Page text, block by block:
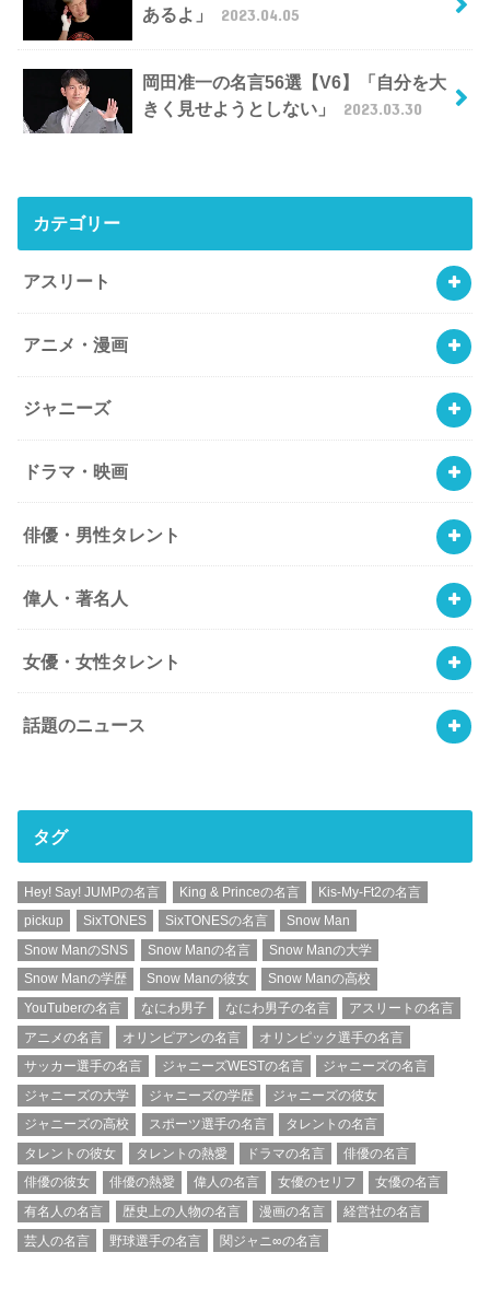
あるよ」
2023.04.05
岡田准一の名言56選【V6】「自分を大
きく見せようとしない」
2023.03.30
カテゴリー
アスリート
アニメ・漫画
ジャニーズ
ドラマ・映画
俳優・男性タレント
偉人・著名人
女優・女性タレント
話題のニュース
タグ
Hey! Say! JUMPの名言 King & Princeの名言
Kis-My-Ft2の名言
pickup
SixTONES SixTONESの名言
Snow Man
Snow ManのSNS
Snow Manの名言
Snow Manの大学
Snow Manの学歴
Snow Manの彼女
Snow Manの高校
YouTuberの名言
なにわ男子 なにわ男子の名言
アスリートの名言
アニメの名言
オリンピアンの名言
オリンピック選手の名言
サッカー選手の名言
ジャニーズWESTの名言
ジャニーズの名言
ジャニーズの大学
ジャニーズの学歴
ジャニーズの彼女
ジャニーズの高校
スポーツ選手の名言
タレントの名言
タレントの彼女
タレントの熱愛 ドラマの名言
俳優の名言
俳優の彼女
俳優の熱愛 偉人の名言 女優のセリフ
女優の名言
有名人の名言
歴史上の人物の名言 漫画の名言
経営社の名言
芸人の名言
野球選手の名言 関ジャニ∞の名言